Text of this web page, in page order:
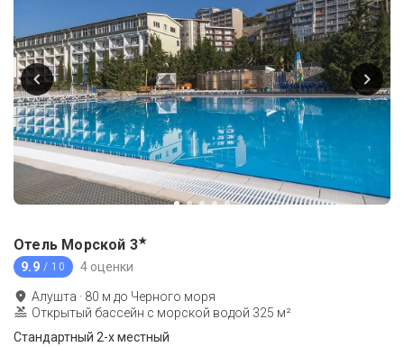
Отель Морской 3★
9.9 / 10 4 оценки
Алушта · 80 м до Черного моря
Открытый бассейн с морской водой 325 м²
Стандартный 2-х местный